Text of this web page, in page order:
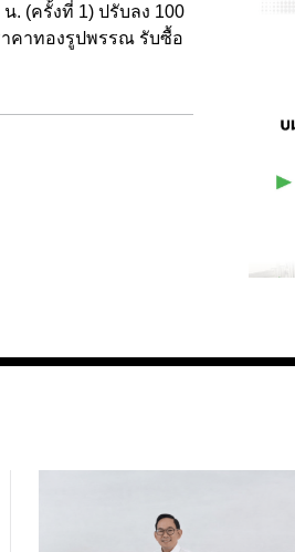
. (ครั้งที่ 1) ปรับลง 100
คาทองรูปพรรณ รับซื้อ